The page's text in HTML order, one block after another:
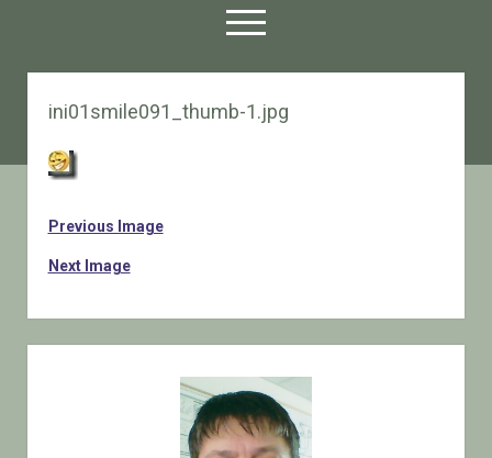
open
menu
twitterfacebook
email-form
ini01smile091_thumb-1.jpg
Previous Image
Next Image